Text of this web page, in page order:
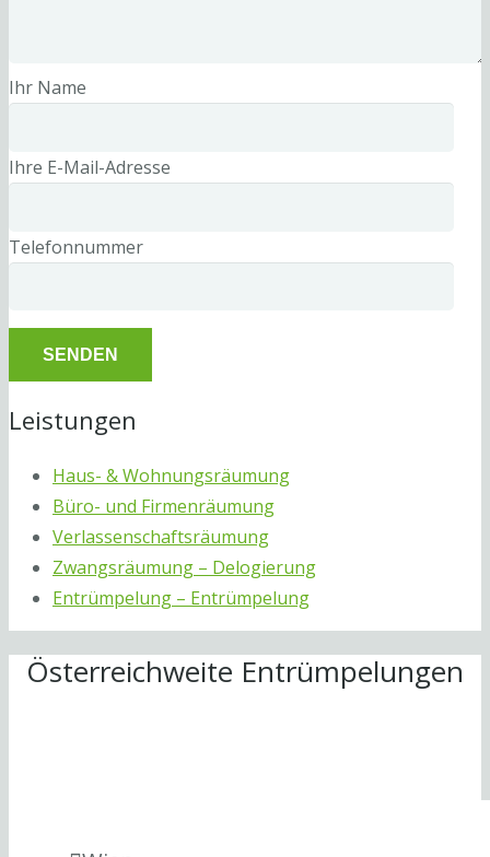
Ihr Name
Ihre E-Mail-Adresse
Telefonnummer
Leistungen
Haus- & Wohnungsräumung
Büro- und Firmenräumung
Verlassenschaftsräumung
Zwangsräumung – Delogierung
Entrümpelung – Entrümpelung
Österreichweite Entrümpelungen